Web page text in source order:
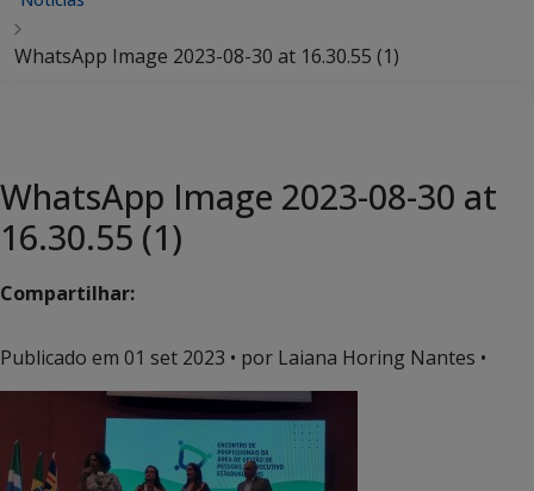
WhatsApp Image 2023-08-30 at 16.30.55 (1)
WhatsApp Image 2023-08-30 at
16.30.55 (1)
Compartilhar:
Publicado em 01 set 2023 • por Laiana Horing Nantes •